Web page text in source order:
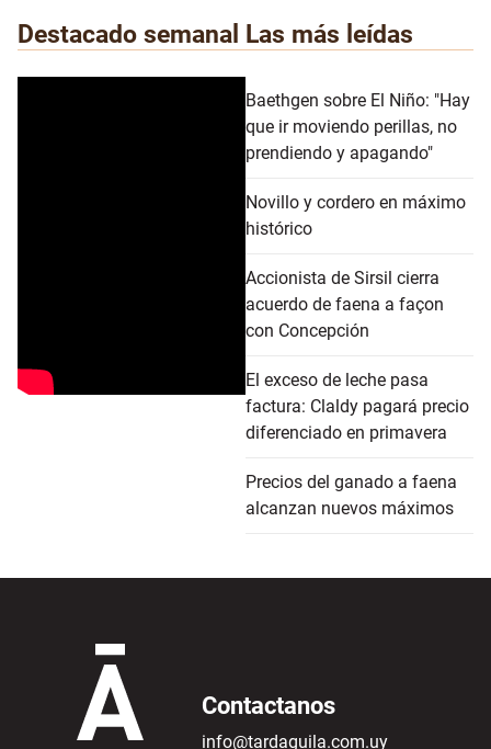
Destacado semanal Las más leídas
Baethgen sobre El Niño: "Hay
que ir moviendo perillas, no
prendiendo y apagando"
Novillo y cordero en máximo
histórico
Accionista de Sirsil cierra
acuerdo de faena a façon
con Concepción
El exceso de leche pasa
factura: Claldy pagará precio
diferenciado en primavera
Precios del ganado a faena
alcanzan nuevos máximos
Contactanos
info@tardaguila.com.uy